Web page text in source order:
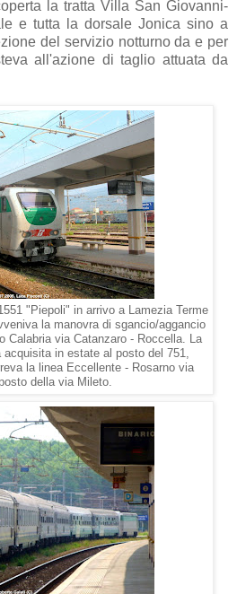
la tratta Villa San Giovanni-
e tutta la dorsale Jonica sino a
del servizio notturno da e per
all'azione di taglio attuata da
"Piepoli" in arrivo a Lamezia Terme
la manovra di sgancio/aggancio
Calabria via Catanzaro - Roccella. La
in estate al posto del 751,
la linea Eccellente - Rosarno via
della via Mileto.